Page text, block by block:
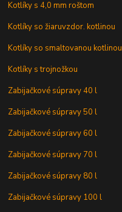
Kotlíky s 4,0 mm roštom
Kotlíky so žiaruvzdor. kotlinou
Kotlíky so smaltovanou kotlinou
Kotlíky s trojnožkou
Zabijačkové súpravy 40 l
Zabijačkové súpravy 50 l
Zabijačkové súpravy 60 l
Zabijačkové súpravy 70 l
Zabijačkové súpravy 80 l
Zabijačkové súpravy 100 l